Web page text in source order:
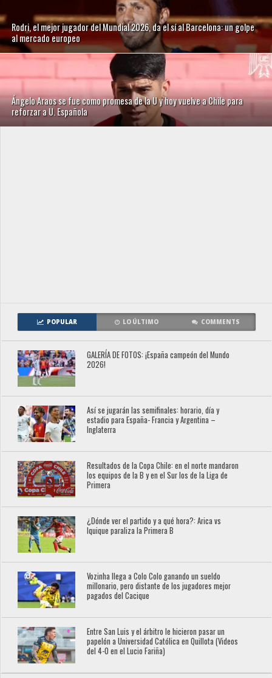
Rodri, el mejor jugador del Mundial 2026, da el sí al Barcelona: un golpe
al mercado europeo
Ángelo Araos se fue como promesa de la U y hoy vuelve a Chile para
reforzar a U. Española
POPULAR LO ÚLTIMO COMMENTS
GALERÍA DE FOTOS: ¡España campeón del Mundo
2026!
Así se jugarán las semifinales: horario, día y
estadio para España- Francia y Argentina –
Inglaterra
Resultados de la Copa Chile: en el norte mandaron
los equipos de la B y en el Sur los de la Liga de
Primera
¿Dónde ver el partido y a qué hora?: Arica vs
Iquique paraliza la Primera B
Vozinha llega a Colo Colo ganando un sueldo
millonario, pero distante de los jugadores mejor
pagados del Cacique
Entre San Luis y el árbitro le hicieron pasar un
papelón a Universidad Católica en Quillota (Videos
del 4-0 en el Lucio Fariña)